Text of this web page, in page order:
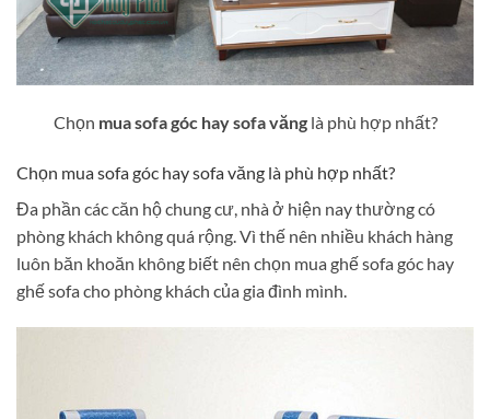
Chọn mua sofa góc hay sofa vănglà phù hợp nhất?
Chọn mua sofa góc hay sofa văng là phù hợp nhất?
Đa phần các căn hộ chung cư, nhà ở hiện nay thường có
phòng khách không quá rộng. Vì thế nên nhiều khách hàng
luôn băn khoăn không biết nên chọn mua ghế sofa góc hay
ghế sofa cho phòng khách của gia đình mình.